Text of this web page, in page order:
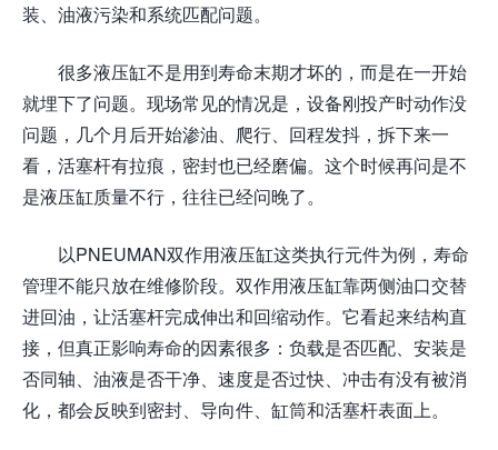
装、油液污染和系统匹配问题。
很多液压缸不是用到寿命末期才坏的，而是在一开始
就埋下了问题。现场常见的情况是，设备刚投产时动作没
问题，几个月后开始渗油、爬行、回程发抖，拆下来一
看，活塞杆有拉痕，密封也已经磨偏。这个时候再问是不
是液压缸质量不行，往往已经问晚了。
以PNEUMAN双作用液压缸这类执行元件为例，寿命
管理不能只放在维修阶段。双作用液压缸靠两侧油口交替
进回油，让活塞杆完成伸出和回缩动作。它看起来结构直
接，但真正影响寿命的因素很多：负载是否匹配、安装是
否同轴、油液是否干净、速度是否过快、冲击有没有被消
化，都会反映到密封、导向件、缸筒和活塞杆表面上。